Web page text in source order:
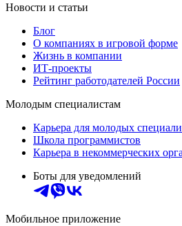
Новости и статьи
Блог
О компаниях в игровой форме
Жизнь в компании
ИТ-проекты
Рейтинг работодателей России
Молодым специалистам
Карьера для молодых
Школа программистов
Карьера в некоммерческих
Боты для уведомлений
Мобильное приложение